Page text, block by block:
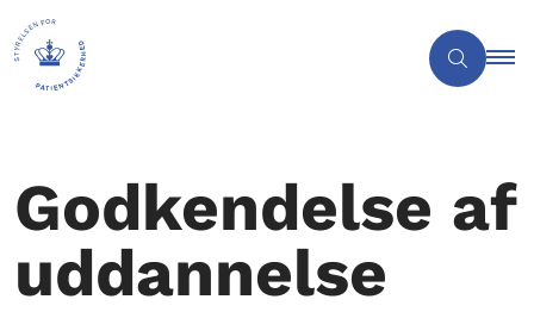
Godkendelse af
uddannelse